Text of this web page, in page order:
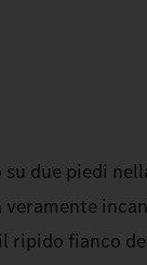
due piedi
ripido fianco